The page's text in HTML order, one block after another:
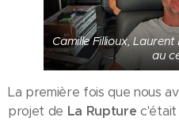
Camille Fillioux,
au
La première fois que nous
projet de La Rupture c'était